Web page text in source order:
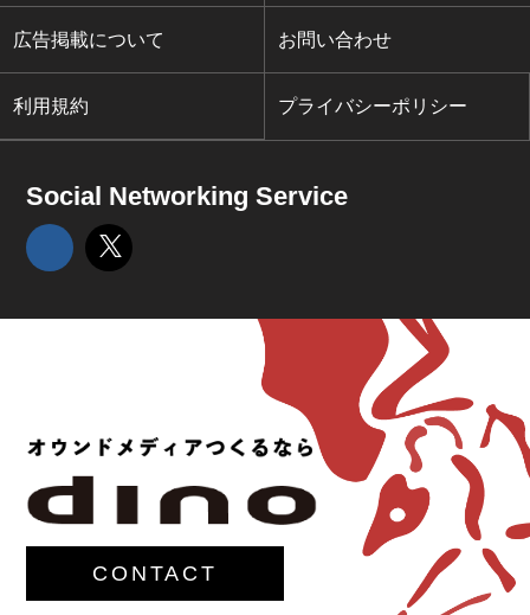
広告掲載について お問い合わせ
利用規約 プライバシーポリシー
Social Networking Service
CONTACT